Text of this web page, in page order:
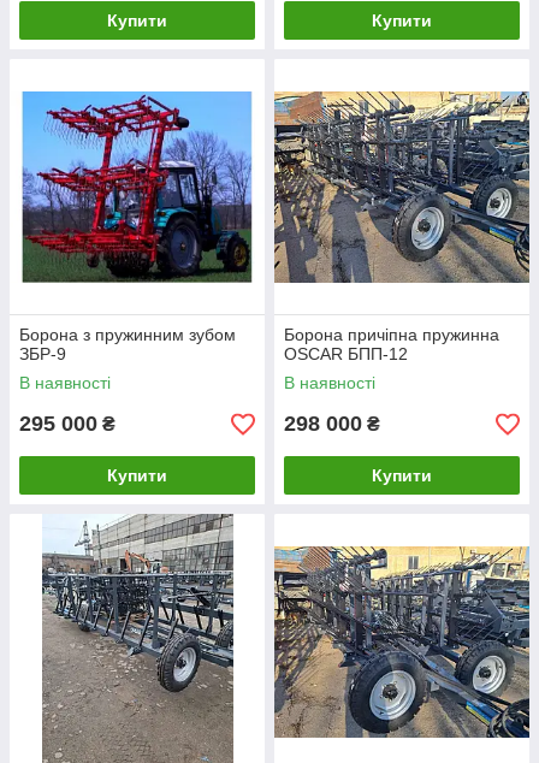
Купити Купити
Борона з пружинним зубом
ЗБР-9
В наявності
295 000 ₴
Купити
Борона причіпна пружинна
OSCAR БПП-12
В наявності
298 000 ₴
Купити